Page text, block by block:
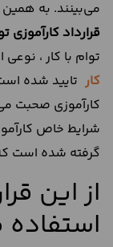
می‌بینند. به
قرارداد کارآموزی
توام با کار ،
کار تایید شده
کارآموزی صحبت
شرایط خاص
گرفته شده است
از این